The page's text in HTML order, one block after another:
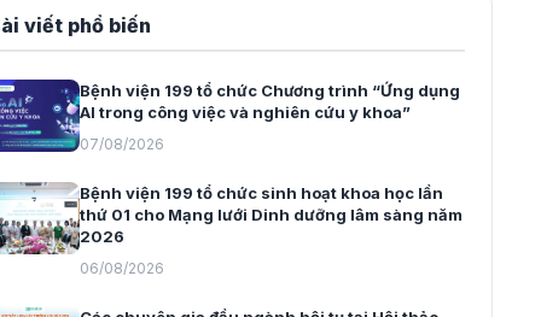
viết phổ biến
Bệnh viện 199 tổ chức Chương trình “Ứng dụng
AI trong công việc và nghiên cứu y khoa”
07/08/2026
Bệnh viện 199 tổ chức sinh hoạt khoa học lần
thứ 01 cho Mạng lưới Dinh dưỡng lâm sàng năm
2026
06/08/2026